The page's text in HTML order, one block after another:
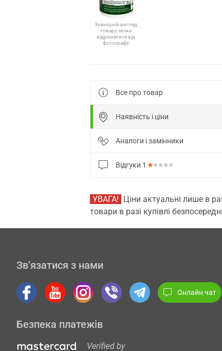
Зовнішній вигляд
товару може
відрізнятися від
фотографії
Все про товар
Наявність і ціни
Аналоги і замінники
Відгуки 1
УВАГА! Ціни актуальні лише в
товари в разі купівлі
Зв’язатися з нами
Онлайн чат
Безпека платежів